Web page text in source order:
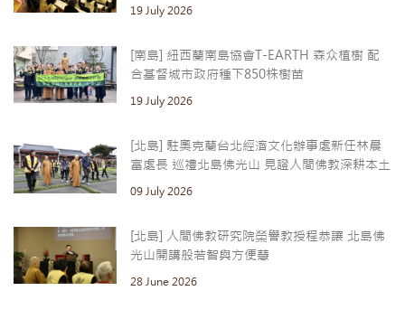
19 July 2026
[南島] 紐西蘭南島協會T-EARTH 森众植樹 配
合基督城市政府種下850株樹苗
19 July 2026
[北島] 駐奧克蘭台北經濟文化辦事處新任林晨
富處長 巡禮北島佛光山 見證人間佛教深耕本土
09 July 2026
[北島] 人間佛教研究院榮譽教授程恭讓 北島佛
光山開講般若智與方便慧
28 June 2026